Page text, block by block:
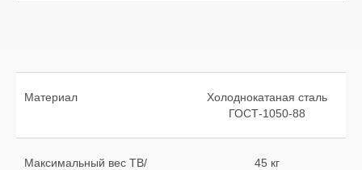
Материал
Холоднокатаная сталь
ГОСТ-1050-88
Максимальный вес ТВ/
45 кг